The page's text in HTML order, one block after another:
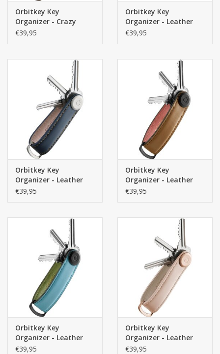
Orbitkey Key
Organizer - Crazy
Horse Marine Blauw -
€39,95
Orbitkey Key
Organizer - Leather
Black - Premium Leren
€39,95
Orbitkey Key
Organizer - Leather
Navy - Premium Leren
€39,95
Orbitkey Key
Organizer - Leather
Cocoa Rose - Premium
€39,95
Orbitkey Key
Organizer - Leather
Sea Foam - Premium
€39,95
Orbitkey Key
Organizer - Leather
Blush Blush - Premium
€39,95